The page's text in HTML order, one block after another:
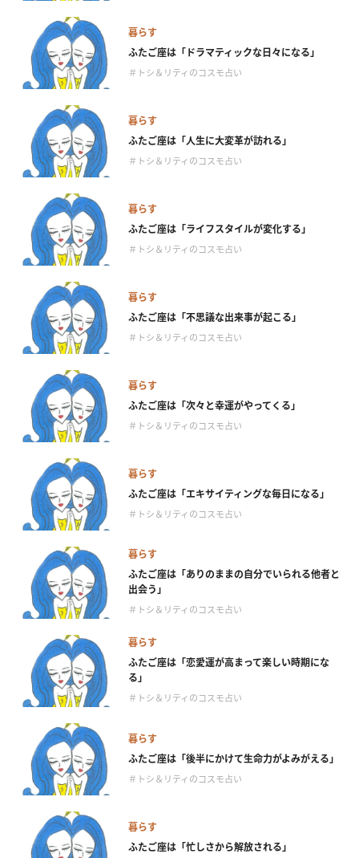
暮らす
ふたご座は「ドラマティックな日々になる」
＃トシ＆リティのコスモ占い
暮らす
ふたご座は「人生に大変革が訪れる」
＃トシ＆リティのコスモ占い
暮らす
ふたご座は「ライフスタイルが変化する」
＃トシ＆リティのコスモ占い
暮らす
ふたご座は「不思議な出来事が起こる」
＃トシ＆リティのコスモ占い
暮らす
ふたご座は「次々と幸運がやってくる」
＃トシ＆リティのコスモ占い
暮らす
ふたご座は「エキサイティングな毎日になる」
＃トシ＆リティのコスモ占い
暮らす
ふたご座は「ありのままの自分でいられる他者と
出会う」
＃トシ＆リティのコスモ占い
暮らす
ふたご座は「恋愛運が高まって楽しい時期にな
る」
＃トシ＆リティのコスモ占い
暮らす
ふたご座は「後半にかけて生命力がよみがえる」
＃トシ＆リティのコスモ占い
暮らす
ふたご座は「忙しさから解放される」